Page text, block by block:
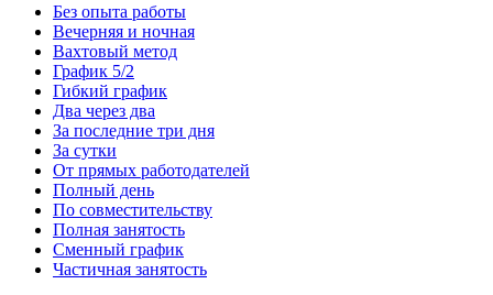
Без опыта работы
Вечерняя и ночная
Вахтовый метод
График 5/2
Гибкий график
Два через два
За последние три дня
За сутки
От прямых работодателей
Полный день
По совместительству
Полная занятость
Сменный график
Частичная занятость